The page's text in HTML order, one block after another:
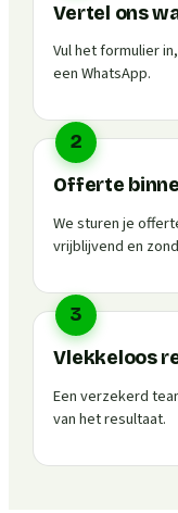
Vertel ons
Vul het formulier
een WhatsApp.
2
Offerte
We sturen je
vrijblijvend en
3
Vlekkeloos
Een verzekerd
van het resultaat.